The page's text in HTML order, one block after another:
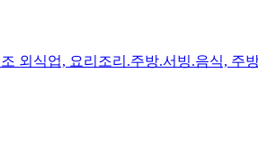
외식업, 요리조리.주방.서빙.음식, 주